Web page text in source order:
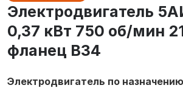
Электродвигатель
0,37 кВт 750 об/мин
фланец В34
Электродвигатель по назначению